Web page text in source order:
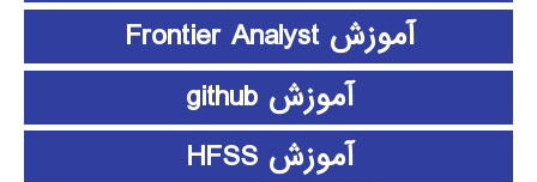
آموزش Frontier Analyst
آموزش github
آموزش HFSS